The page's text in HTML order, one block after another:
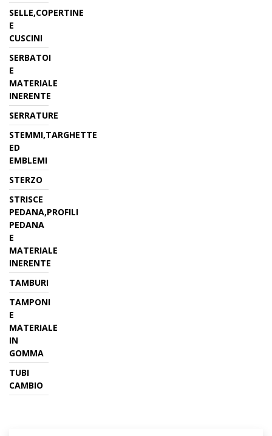
SELLE,COPERTINE
E
CUSCINI
SERBATOI
E
MATERIALE
INERENTE
SERRATURE
STEMMI,TARGHETTE
ED
EMBLEMI
STERZO
STRISCE
PEDANA,PROFILI
PEDANA
E
MATERIALE
INERENTE
TAMBURI
TAMPONI
E
MATERIALE
IN
GOMMA
TUBI
CAMBIO